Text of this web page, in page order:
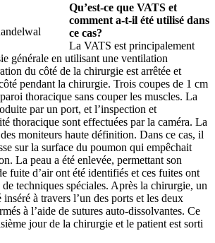
Qu’est-ce que VATS et
comment a-t-il été utilisé dans
ce cas?
La VATS est principalement
générale en utilisant une ventilation
du côté de la chirurgie est arrêtée et
pendant la chirurgie. Trois coupes de 1 cm
thoracique sans couper les muscles. La
par un port, et l’inspection et
thoracique sont effectuées par la caméra. La
moniteurs haute définition. Dans ce cas, il
sur la surface du poumon qui empêchait
La peau a été enlevée, permettant son
fuite d’air ont été identifiés et ces fuites ont
de techniques spéciales. Après la chirurgie, un
à travers l’un des ports et les deux
à l’aide de sutures auto-dissolvantes. Ce
jour de la chirurgie et le patient est sorti